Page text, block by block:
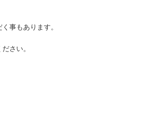
事もあります。
さい。